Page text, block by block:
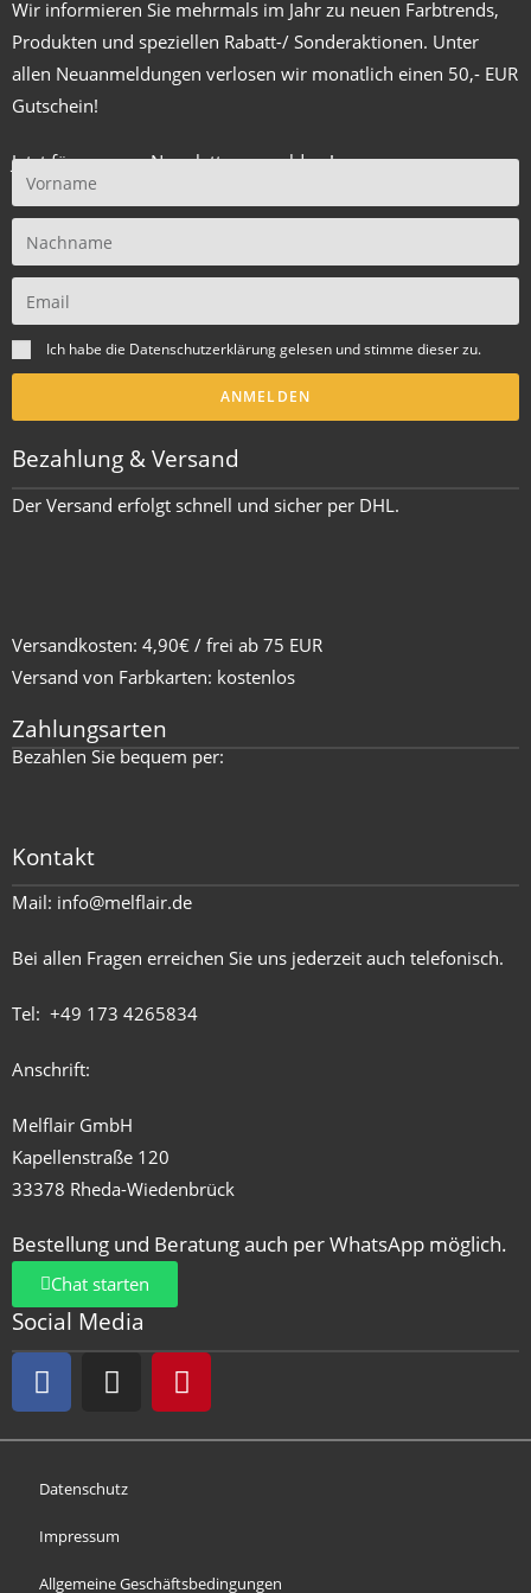
Wir informieren Sie mehrmals im Jahr zu neuen Farbtrends,
Produkten und speziellen Rabatt-/ Sonderaktionen. Unter
allen Neuanmeldungen verlosen wir monatlich einen 50,- EUR
Gutschein!
Jetzt für unseren Newsletter anmelden !
Ich habe die Datenschutzerklärunggelesen und stimme dieser zu.
ANMELDEN
Bezahlung & Versand
Der Versand erfolgt schnell und sicher per DHL.
Versandkosten: 4,90€ / frei ab 75 EUR
Versand von Farbkarten: kostenlos
Zahlungsarten
Bezahlen Sie bequem per:
Kontakt
Mail: info@melflair.de
Bei allen Fragen erreichen Sie uns jederzeit auch telefonisch.
Tel: +49 173 4265834
Anschrift:
Melflair GmbH
Kapellenstraße 120
33378 Rheda-Wiedenbrück
Bestellung und Beratung auch per WhatsApp möglich.
Chat starten
Social Media
Datenschutz
Impressum
Allgemeine Geschäftsbedingungen